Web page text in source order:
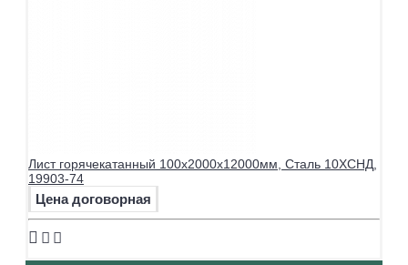
Лист горячекатанный 100х2000х12000мм, Сталь 10ХСНД,
19903-74
Цена договорная